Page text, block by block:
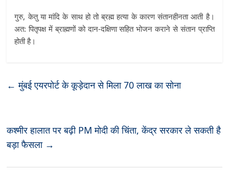
गुरु, केतु या मांदि के साथ हो तो ब्रह्म हत्या के कारण संतानहीनता आती है।
अत: पितृपक्ष में ब्राह्मणों को दान-दक्षिणा सहित भोजन कराने से संतान प्राप्ति
होती है।
← मुंबई एयरपोर्ट के कूड़ेदान से मिला 70 लाख का सोना
कश्मीर हालात पर बढ़ी PM मोदी की चिंता, केंद्र सरकार ले सकती है
बड़ा फैसला →